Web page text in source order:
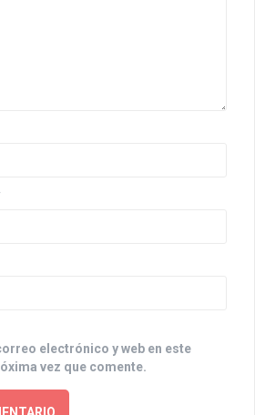
electrónico y web en este
vez que comente.